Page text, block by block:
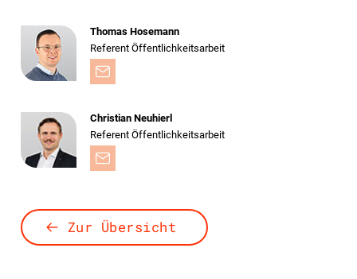
Thomas Hosemann
Referent Öffentlichkeitsarbeit
Christian Neuhierl
Referent Öffentlichkeitsarbeit
Zur Übersicht